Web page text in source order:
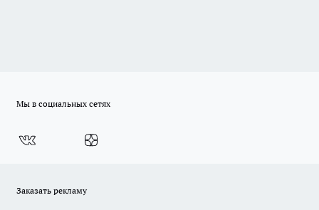
Мы в социальных сетях
Заказать рекламу